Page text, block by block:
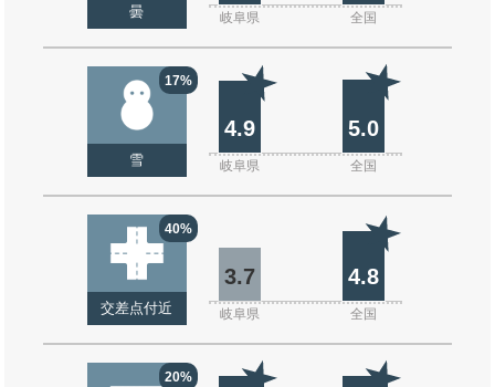
曇 岐阜県 全国
17%
雪
4.9 5.0
岐阜県 全国
40%
交差点付近
3.7 4.8
岐阜県 全国
20%